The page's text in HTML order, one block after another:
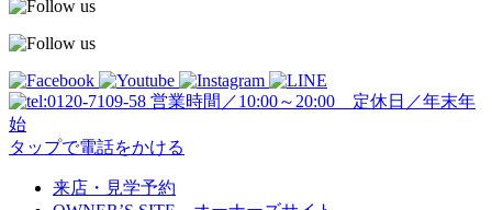
営業時間／10:00～20:00 定休日／年末年
始
タップで電話をかける
来店・見学予約